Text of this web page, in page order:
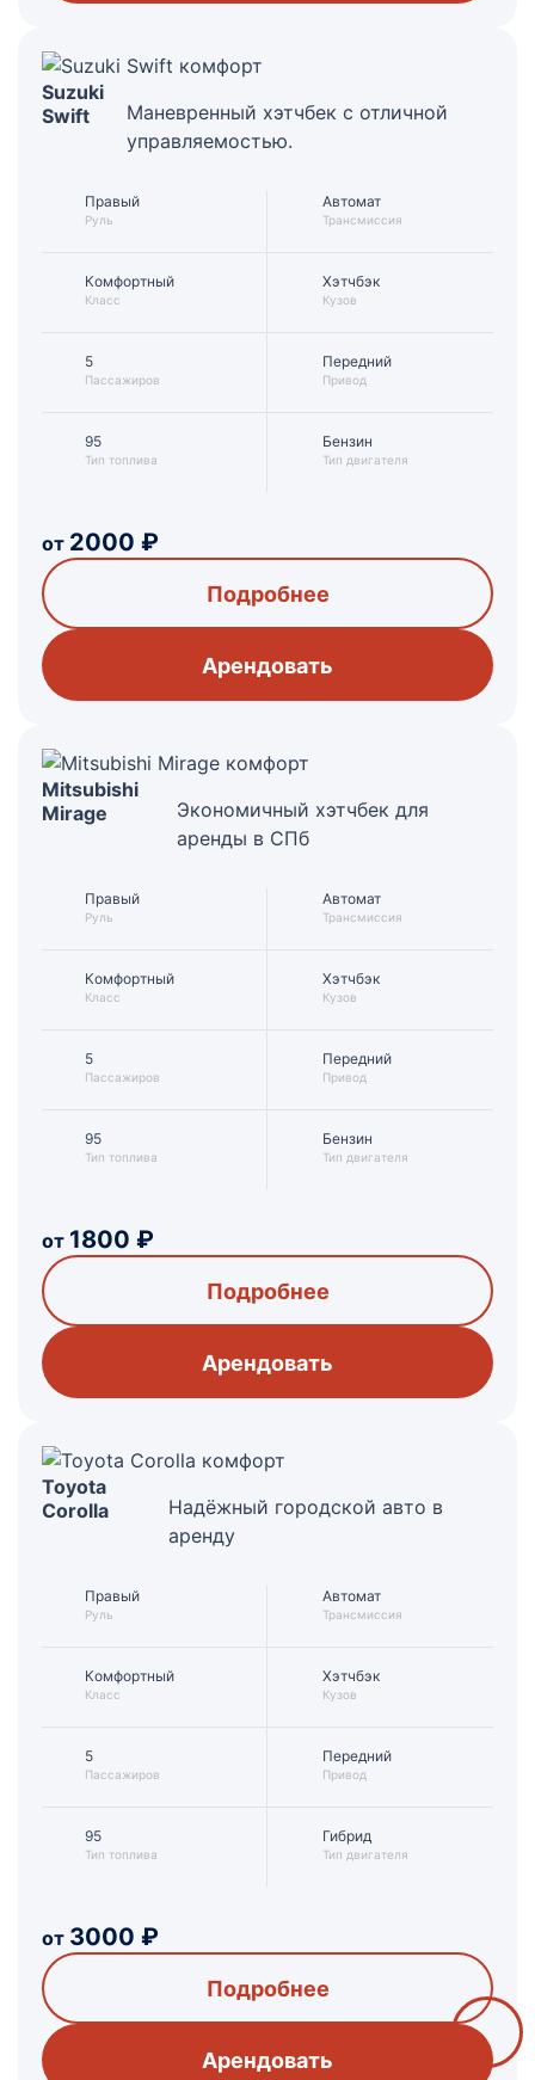
Suzuki
Swift
Маневренный хэтчбек с отличной
управляемостью.
Правый
Руль
Комфортный
Класс
Автомат
Трансмиссия
Хэтчбэк
Кузов
5
Пассажиров
95
Тип топлива
Передний
Привод
Бензин
Тип двигателя
от 2000 ₽
Подробнее
Арендовать
Mitsubishi
Mirage
Экономичный хэтчбек для
аренды в СПб
Правый
Руль
Комфортный
Класс
Автомат
Трансмиссия
Хэтчбэк
Кузов
5
Пассажиров
95
Тип топлива
Передний
Привод
Бензин
Тип двигателя
от 1800 ₽
Подробнее
Арендовать
Toyota
Corolla
Надёжный городской авто в
аренду
Правый
Руль
Комфортный
Класс
Автомат
Трансмиссия
Хэтчбэк
Кузов
5
Пассажиров
95
Тип топлива
Передний
Привод
Гибрид
Тип двигателя
от 3000 ₽
Подробнее
Арендовать